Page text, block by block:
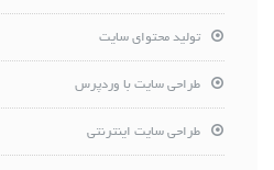
تولید محتوای سایت
طراحی سایت با وردپرس
طراحی سایت اینترنتی